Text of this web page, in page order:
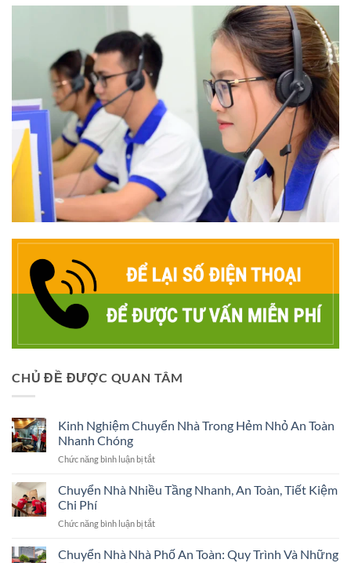
CHỦ ĐỀ ĐƯỢC QUAN TÂM
Kinh Nghiệm Chuyển Nhà Trong Hẻm Nhỏ An Toàn
Nhanh Chóng
Chức năng bình luận bị tắtở
Nghiệm
Trong
Nhỏ
Chuyển Nhà Nhiều Tầng Nhanh, An Toàn, Tiết Kiệm
Chi Phí
Chức năng bình luận bị tắtở
Nhà
Chuyển Nhà Nhà Phố An Toàn: Quy Trình Và Những